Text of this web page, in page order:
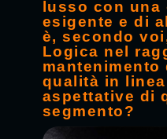
lusso con
esigente e di
è, secondo
Logica nel
qualità in
aspettative di
segmento?